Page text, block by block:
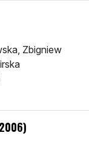
Zbigniew